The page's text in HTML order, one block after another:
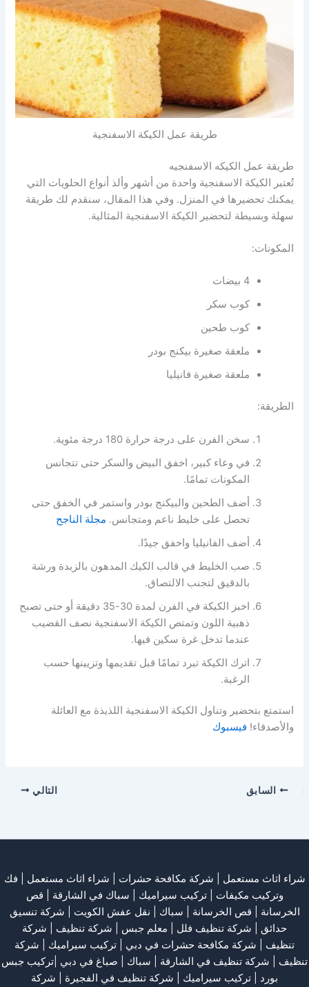
طريقة عمل الكيكة الاسفنجية
طريقة عمل الكيكه الاسفنجيه
تُعتبر الكيكة الاسفنجية واحدة من أشهر وألذ أنواع الحلويات التي
يمكنك تحضيرها في المنزل. وفي هذا المقال، سنقدم لك طريقة
سهلة وبسيطة لتحضير الكيكة الاسفنجية المثالية.
المكونات:
4 بيضات
كوب سكر
كوب طحين
ملعقة صغيرة بيكنج بودر
ملعقة صغيرة فانيليا
الطريقة:
سخن الفرن على درجة حرارة 180 درجة مئوية.
في وعاء كبير، اخفق البيض والسكر حتى تتجانس
المكونات تمامًا.
أضف الطحين والبيكنج بودر واستمر في الخفق حتى
تحصل على خليط ناعم ومتجانس. مجلة الناجح
أضف الفانيليا واخفق جيدًا.
صب الخليط في قالب الكيك المدهون بالزبدة ورشة
بالدقيق لتجنب الالتصاق.
اخبز الكيكة في الفرن لمدة 30-35 دقيقة أو حتى تصبح
ذهبية اللون وتمتص الكيكة الاسفنجية نصف القضيب
عندما تدخل غرة سكين فيها.
اترك الكيكة تبرد تمامًا قبل تقديمها وتزيينها حسب
الرغبة.
استمتع بتحضير وتناول الكيكة الاسفنجية اللذيذة مع العائلة
والأصدقاء! فيسبوك
السابق التالي
شراء اثاث مستعمل شركة مكافحة حشرات شراء اثاث مستعمل
فك
وتركيب مكيفات | تركيب سيراميك | سباك في الشارقة
قص
الخرسانة | قص الخرسانة | سباك نقل عفش الكويت
شركة تنسيق
حدائق
شركة تنظيف فلل معلم جبس شركة تنظيف
شركة
تنظيف
شركة مكافحة حشرات في دبي تركيب سيراميك
شركة
تنظيف
شركة تنظيف في الشارقة | سباك | صباغ في دبي |تركيب جبس
بورد | تركيب سيراميك شركة تنظيف في الفجيرة شركة